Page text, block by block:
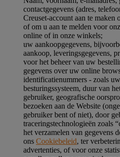
contactgegevens (adres,
Creuset-account aan te maken
of om u aan te melden voor
online of in onze winkels;
uw aankoopgegevens,
aankoop, leveringsgegevens,
voor het beheer van uw
gegevens over uw online
identificatienummers - zoals
besturingssysteem, duur van
gebruiker, geografische
bezoeken aan de Website
gebruiker bent of niet), door
traceringstechnologieën zoals
het verzamelen van gegevens
ons Cookiebeleid, ter
advertenties, of voor onze